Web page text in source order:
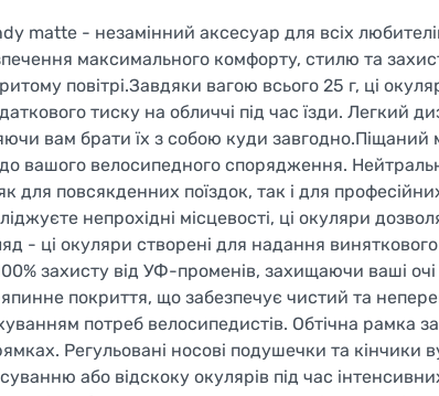
matte - незамінний аксесуар для всіх
максимального комфорту, стилю та
повітрі.Завдяки вагою всього 25 г, ці
тиску на обличчі під час їзди. Легкий
вам брати їх з собою куди завгодно.Піщаний
вашого велосипедного спорядження.
для повсякденних поїздок, так і для
непрохідні місцевості, ці окуляри
- ці окуляри створені для надання
захисту від УФ-променів, захищаючи ваші очі
покриття, що забезпечує чистий та
потреб велосипедистів. Обтічна рамка
Регульовані носові подушечки та кінчики
або відскоку окулярів під час